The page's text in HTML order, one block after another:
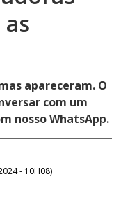
apareceram. O
com um
nosso WhatsApp.
- 10H08)